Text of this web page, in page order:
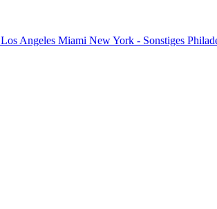
Los Angeles Miami New York - Sonstiges